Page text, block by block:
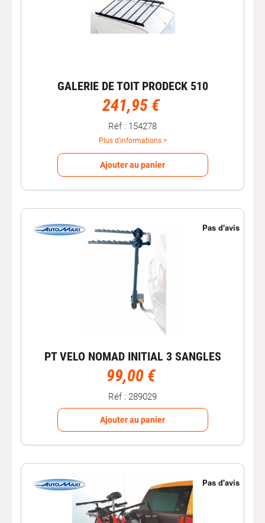
GALERIE DE TOIT PRODECK 510
241,95 €
Réf : 154278
Plus d'informations >
Ajouter au panier
PT VELO NOMAD INITIAL 3 SANGLES
99,00 €
Réf : 289029
Ajouter au panier